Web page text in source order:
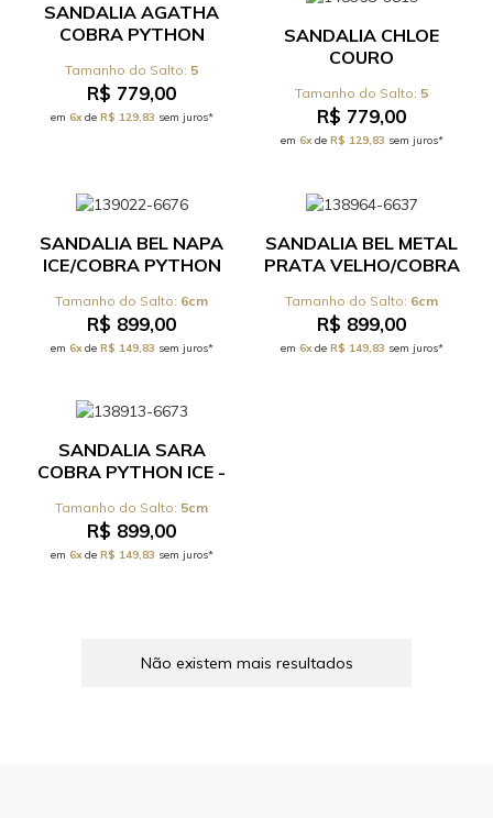
SANDALIA AGATHA
COBRA PYTHON
520.0.008C
5
R$ 779,00
em 6xde R$ 129,83 sem juros*
SANDALIA CHLOE
COURO
PYTHON PITAYA - REF
531.17.089C
5
R$ 779,00
em 6xde R$ 129,83 sem juros*
SANDALIA BEL NAPA
ICE/COBRA PYTHON
6cm
R$ 899,00
em 6xde R$ 149,83 sem juros*
SANDALIA BEL METAL
PRATA VELHO/COBRA
68.3.003C 6cm
R$ 899,00
em 6xde R$ 149,83 sem juros*
SANDALIA SARA
COBRA PYTHON ICE -
5cm
R$ 899,00
em 6xde R$ 149,83 sem juros*
Não existem mais resultados